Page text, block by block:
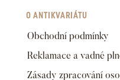
O ANTIKVARIÁTU
Obchodní podmínky
Reklamace a vadné
Zásady zpracování